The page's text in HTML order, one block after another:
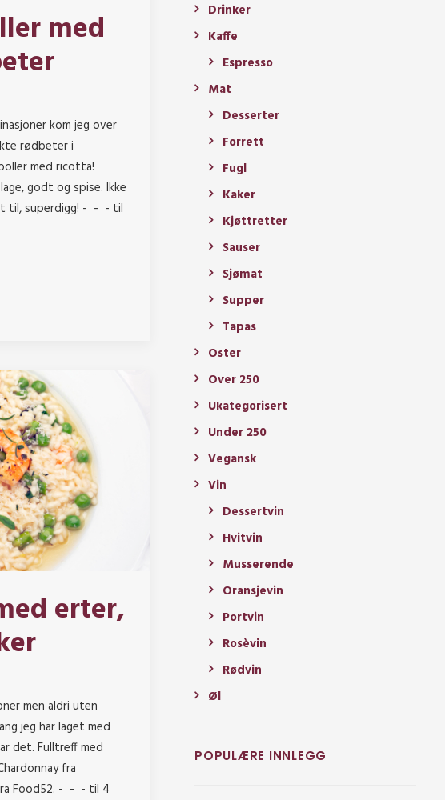
med
kom jeg over
rødbeter i
med ricotta!
godt og spise. Ikke
til, superdigg! - - - til
erter,
men aldri uten
jeg har laget med
det. Fulltreff med
fra
Food52. - - - til 4
Drinker
Kaffe
Espresso
Mat
Desserter
Forrett
Fugl
Kaker
Kjøttretter
Sauser
Sjømat
Supper
Tapas
Oster
Over 250
Ukategorisert
Under 250
Vegansk
Vin
Dessertvin
Hvitvin
Musserende
Oransjevin
Portvin
Rosèvin
Rødvin
Øl
POPULÆRE INNLEGG